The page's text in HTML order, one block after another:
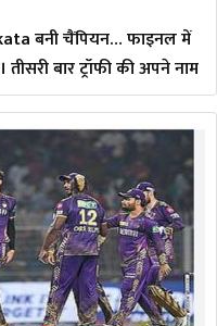
बनी चैंपियन… फाइनल में
बार ट्रॉफी की अपने नाम